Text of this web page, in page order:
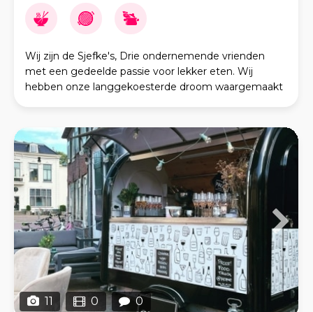
Wij zijn de Sjefke's, Drie ondernemende vrienden
met een gedeelde passie voor lekker eten. Wij
hebben onze langgekoesterde droom waargemaakt
11 0 0